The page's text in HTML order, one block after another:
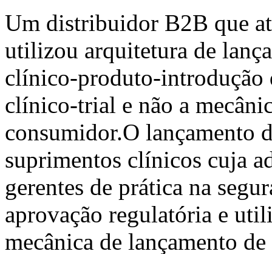
Um distribuidor B2B que
utilizou arquitetura de
clínico-produto-introdução
clínico-trial e não a
consumidor.O lançamento
suprimentos clínicos cuja
gerentes de prática na
aprovação regulatória e
mecânica de lançamento